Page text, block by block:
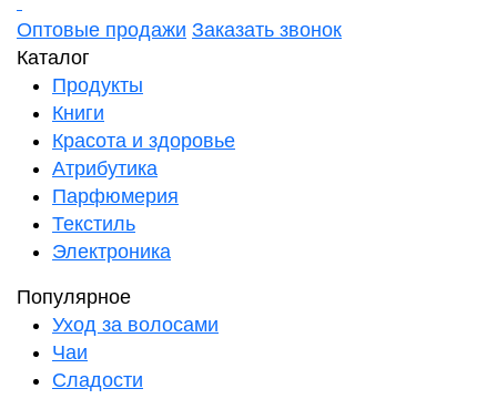
Оптовые продажи Заказать звонок
Каталог
Продукты
Книги
Красота и здоровье
Атрибутика
Парфюмерия
Текстиль
Электроника
Популярное
Уход за волосами
Чаи
Сладости